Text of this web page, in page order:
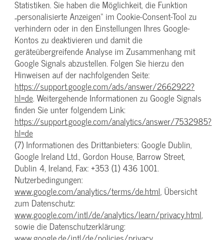
Statistiken. Sie haben die Möglichkeit, die Funktion
„personalisierte Anzeigen“ im Cookie-Consent-Tool zu
verhindern oder in den Einstellungen Ihres Google-
Kontos zu deaktivieren und damit die
geräteübergreifende Analyse im Zusammenhang mit
Google Signals abzustellen. Folgen Sie hierzu den
Hinweisen auf der nachfolgenden Seite:
https://support.google.com/ads/answer/2662922?
hl=de. Weitergehende Informationen zu Google Signals
finden Sie unter folgendem Link:
https://support.google.com/analytics/answer/7532985?
hl=de
(7) Informationen des Drittanbieters: Google Dublin,
Google Ireland Ltd., Gordon House, Barrow Street,
Dublin 4, Ireland, Fax: +353 (1) 436 1001.
Nutzerbedingungen:
www.google.com/analytics/terms/de.html, Übersicht
zum Datenschutz:
www.google.com/intl/de/analytics/learn/privacy.html,
sowie die Datenschutzerklärung: